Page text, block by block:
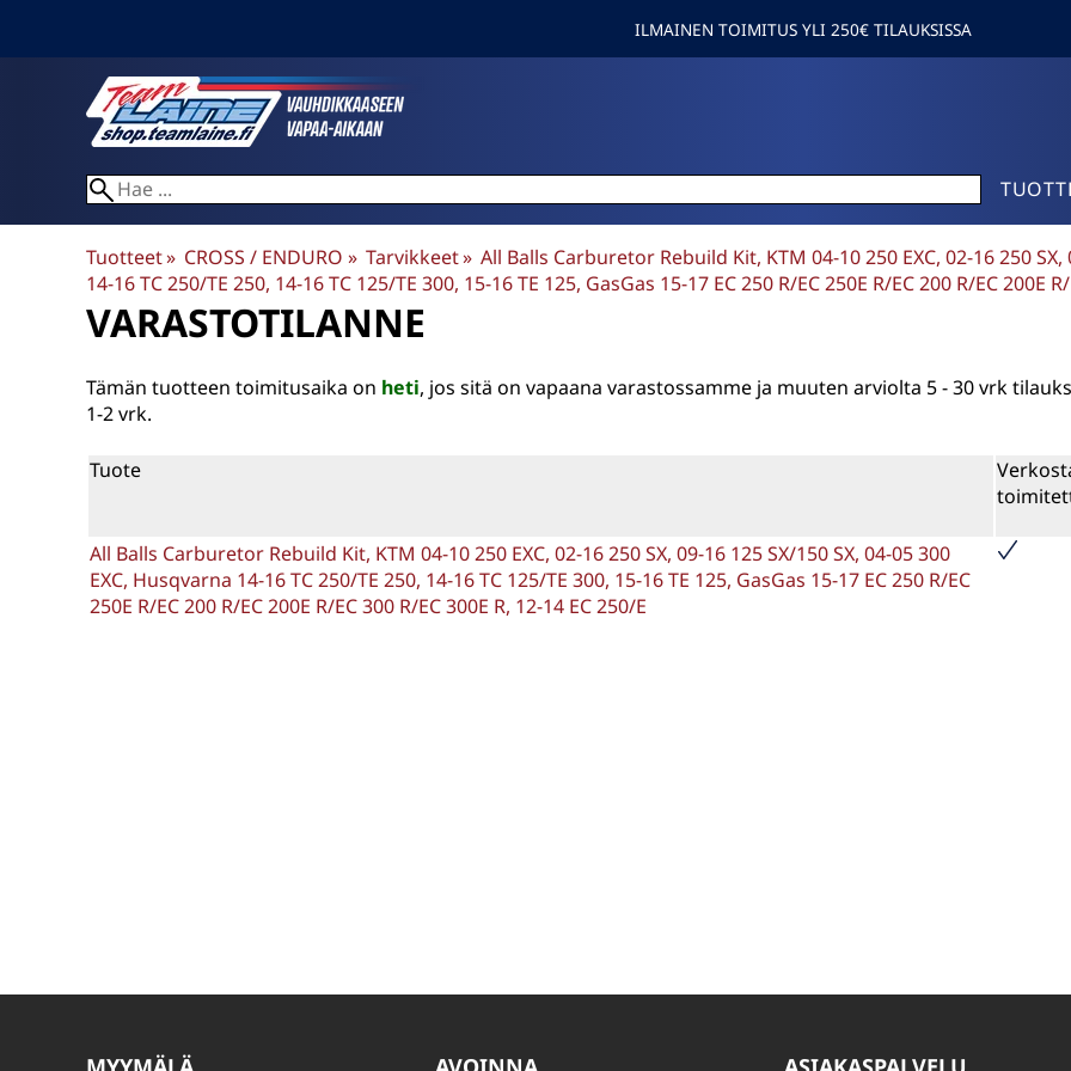
ILMAINEN TOIMITUS YLI 250€ TILAUKSISSA
Tuotteet‪» CROSS / ENDURO ‪» Tarvikkeet‪» All Balls Carburetor Rebuild Kit, KTM 04-10 250 EXC, 02-16 250
14-16 TC 250/TE 250, 14-16 TC 125/TE 300, 15-16 TE 125, GasGas 15-17 EC 250 R/EC 250E R/EC 200 R/EC 200E
VARASTOTILANNE
Tämän tuotteen toimitusaika on heti, jos sitä on vapaana varastossamme ja muuten arviolta 5 - 30 vrk
1-2 vrk.
Tuote
All Balls Carburetor Rebuild Kit, KTM 04-10 250 EXC, 02-16 250 SX, 09-16 125 SX/150 SX, 04-05 300
EXC, Husqvarna 14-16 TC 250/TE 250, 14-16 TC 125/TE 300, 15-16 TE 125, GasGas 15-17 EC 250 R/EC
250E R/EC 200 R/EC 200E R/EC 300 R/EC 300E R, 12-14 EC 250/E